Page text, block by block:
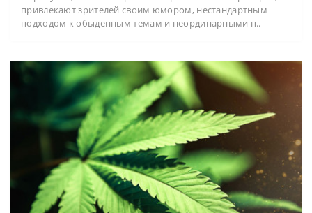
привлекают зрителей своим юмором, нестандартным
подходом к обыденным темам и неординарными п..